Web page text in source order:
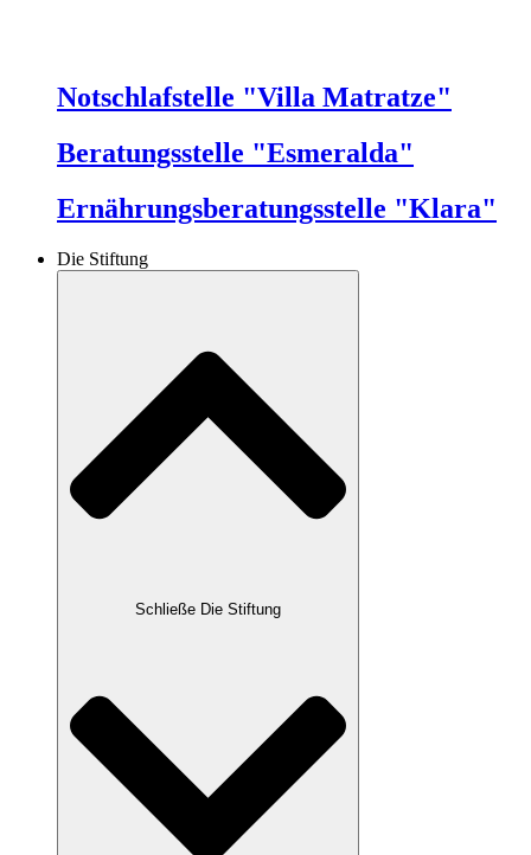
Notschlafstelle "Villa Matratze"
Beratungsstelle "Esmeralda"
Ernährungsberatungsstelle "Klara"
Die Stiftung
Schließe Die Stiftung